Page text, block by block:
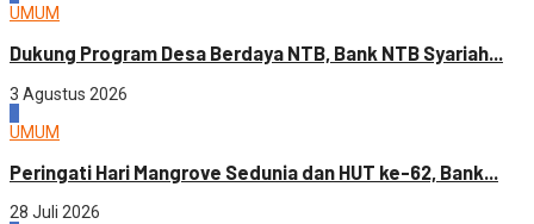
UMUM
Dukung Program Desa Berdaya NTB, Bank NTB Syariah...
3 Agustus 2026
UMUM
Peringati Hari Mangrove Sedunia dan HUT ke-62, Bank...
28 Juli 2026